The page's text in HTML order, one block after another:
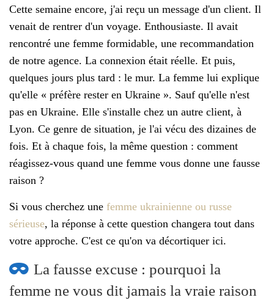
Cette semaine encore, j'ai reçu un message d'un client. Il
venait de rentrer d'un voyage. Enthousiaste. Il avait
rencontré une femme formidable, une recommandation
de notre agence. La connexion était réelle. Et puis,
quelques jours plus tard : le mur. La femme lui explique
qu'elle « préfère rester en Ukraine ». Sauf qu'elle n'est
pas en Ukraine. Elle s'installe chez un autre client, à
Lyon. Ce genre de situation, je l'ai vécu des dizaines de
fois. Et à chaque fois, la même question : comment
réagissez-vous quand une femme vous donne une fausse
raison ?
Si vous cherchez une femme ukrainienne ou russe
sérieuse, la réponse à cette question changera tout dans
votre approche. C'est ce qu'on va décortiquer ici.
La fausse excuse : pourquoi la
femme ne vous dit jamais la vraie raison